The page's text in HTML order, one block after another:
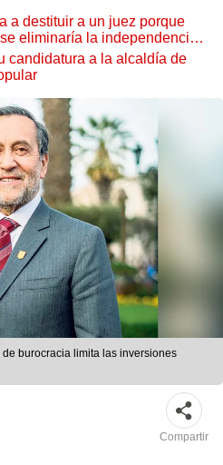
a destituir a un juez porque
eliminaría la independencia
candidatura a la alcaldía de
burocracia limita las inversiones
Compartir